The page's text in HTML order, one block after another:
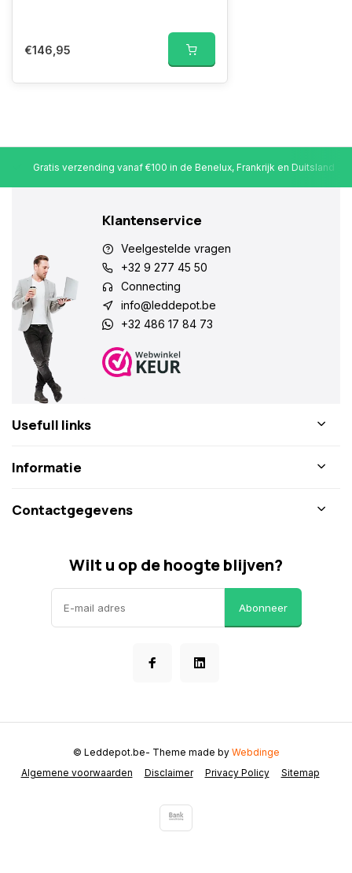
€146,95
Gratis verzending vanaf €100 in de Benelux, Frankrijk en Duitsland
Klantenservice
Veelgestelde vragen
+32 9 277 45 50
Connecting
info@leddepot.be
+32 486 17 84 73
Usefull links
Informatie
Contactgegevens
Wilt u op de hoogte blijven?
Abonneer
Algemene voorwaarden Disclaimer Privacy Policy Sitemap
© Leddepot.be- Theme made by Webdinge